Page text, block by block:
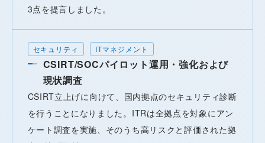
3点を提言しました。
セキュリティ ITマネジメント
CSIRT/SOCパイロット運用・強化および
現状調査
CSIRT立上げに向けて、国内拠点のセキュリティ診断
を行うことになりました。ITRは全拠点を対象にアン
ケート調査を実施、そのうち高リスクと評価された拠